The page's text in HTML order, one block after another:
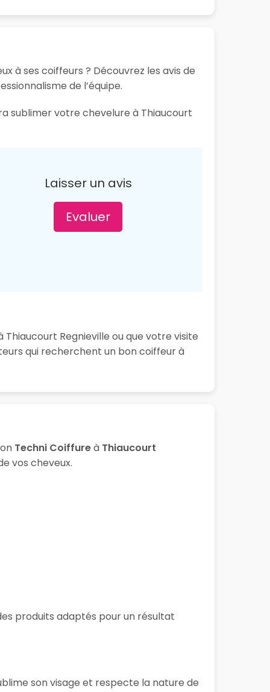
à ses coiffeurs ? Découvrez les avis de
de l’équipe.
sublimer votre chevelure à Thiaucourt
Laisser un avis
Evaluer
Regnieville ou que votre visite
qui recherchent un bon coiffeur à
Techni Coiffureà Thiaucourt
vos cheveux.
produits adaptés pour un résultat
son visage et respecte la nature de